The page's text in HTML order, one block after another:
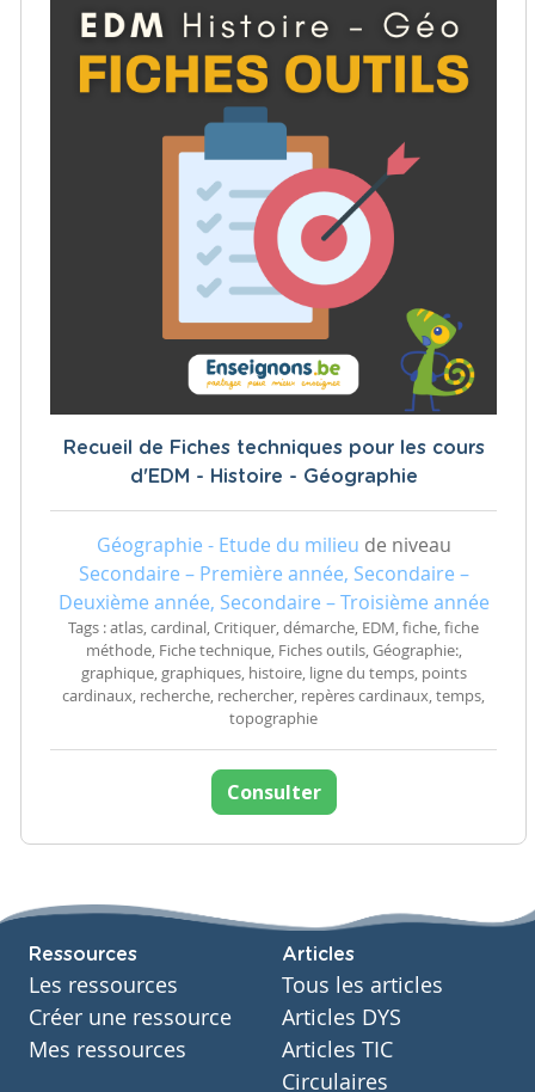
Recueil de Fiches techniques pour les cours
d'EDM - Histoire - Géographie
Géographie - Etude du milieu de niveau
Secondaire – Première année, Secondaire –
Deuxième année, Secondaire – Troisième année
Tags : atlas, cardinal, Critiquer, démarche, EDM, fiche, fiche
méthode, Fiche technique, Fiches outils, Géographie:,
graphique, graphiques, histoire, ligne du temps, points
cardinaux, recherche, rechercher, repères cardinaux, temps,
topographie
Consulter
Ressources
Les ressources
Créer une ressource
Mes ressources
Articles
Tous les articles
Articles DYS
Articles TIC
Circulaires